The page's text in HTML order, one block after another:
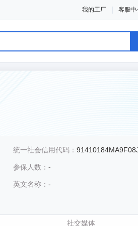
我的工厂 客服中
统一社会信用代码：
参保人数： -
英文名称： -
社交媒体